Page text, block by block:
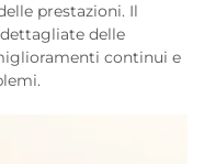
prestazioni. Il
delle
continui e